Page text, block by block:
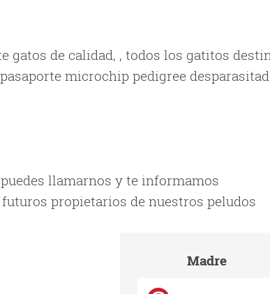
gatos de calidad, , todos los gatitos
microchip pedigree
llamarnos y te informamos
propietarios de nuestros peludos
Madre